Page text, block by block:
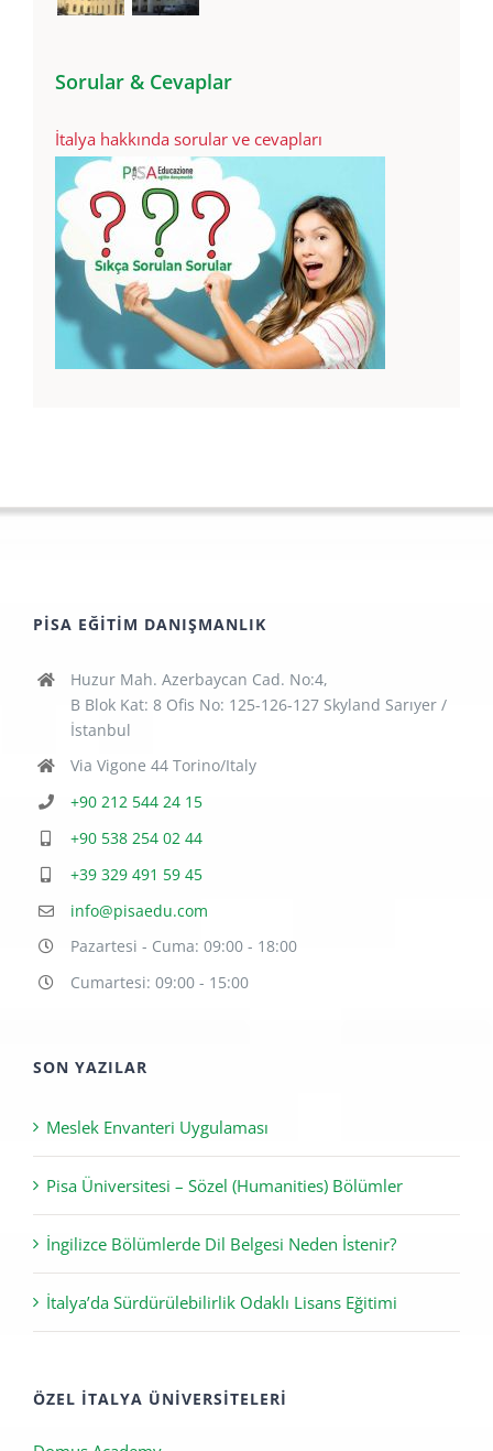
Sorular & Cevaplar
İtalya hakkında sorular ve cevapları
PISA EĞITIM DANIŞMANLIK
Huzur Mah. Azerbaycan Cad. No:4,
B Blok Kat: 8 Ofis No: 125-126-127 Skyland Sarıyer /
İstanbul
Via Vigone 44 Torino/Italy
+90 538 254 02 44
+39 329 491 59 45
info@pisaedu.com
Cumartesi: 09:00 - 15:00
SON YAZILAR
Meslek Envanteri Uygulaması
Pisa Üniversitesi – Sözel (Humanities) Bölümler
İngilizce Bölümlerde Dil Belgesi Neden İstenir?
İtalya’da Sürdürülebilirlik Odaklı Lisans Eğitimi
ÖZEL İTALYA ÜNIVERSITELERI